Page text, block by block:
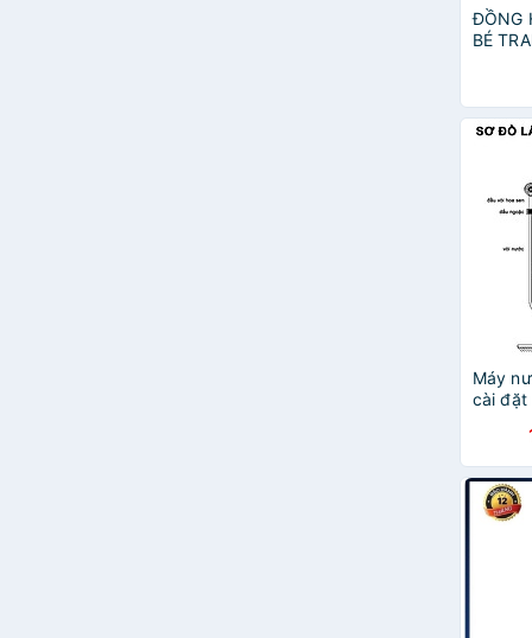
ĐỒNG
BÉ
Máy
cài đặt
ÁT